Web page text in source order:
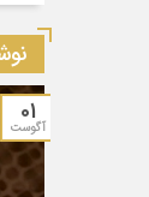
01
آگوست